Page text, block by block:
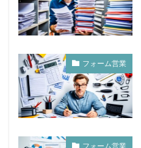
フォーム営業
フォーム営業